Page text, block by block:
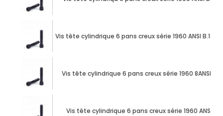
Vis tête cylindrique 6 pans creux série 1960 ANSI B.18.3
Vis tête cylindrique 6 pans creux série 1960 8ANSI
Vis tête cylindrique 6 pans creux série 1960 ANSI